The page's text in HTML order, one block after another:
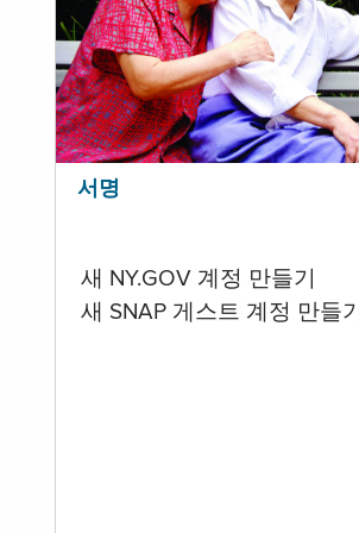
서명
새 NY.GOV 계정 만들기
새 SNAP 게스트 계정 만들기